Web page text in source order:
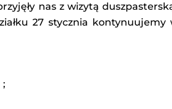
nas z wizytą
27 stycznia
;